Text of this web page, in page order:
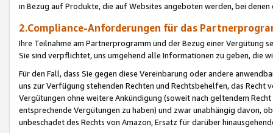
in Bezug auf Produkte, die auf Websites angeboten werden, bei
2.Compliance-Anforderungen für das
Ihre Teilnahme am Partnerprogramm und der Bezug einer Vergütung
Sie sind verpflichtet, uns umgehend alle Informationen zu geben, die
Für den Fall, dass Sie gegen diese Vereinbarung oder andere
uns zur Verfügung stehenden Rechten und Rechtsbehelfen, das
Vergütungen ohne weitere Ankündigung (soweit nach geltendem
entsprechende Vergütungen zu haben) und zwar unabhängig davon,
unbeschadet des Rechts von Amazon, Ersatz für darüber